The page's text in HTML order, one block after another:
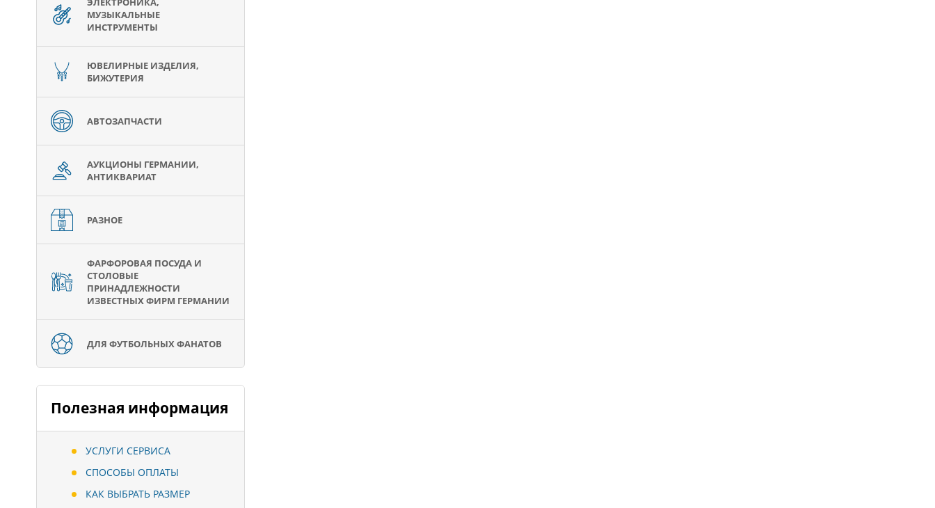
МУЗЫКАЛЬНЫЕ
ИНСТРУМЕНТЫ
ЮВЕЛИРНЫЕ ИЗДЕЛИЯ,
БИЖУТЕРИЯ
АВТОЗАПЧАСТИ
АУКЦИОНЫ ГЕРМАНИИ,
АНТИКВАРИАТ
РАЗНОЕ
ФАРФОРОВАЯ ПОСУДА И
СТОЛОВЫЕ
ПРИНАДЛЕЖНОСТИ
ИЗВЕСТНЫХ ФИРМ ГЕРМАНИИ
ДЛЯ ФУТБОЛЬНЫХ ФАНАТОВ
Полезная информация
УСЛУГИ СЕРВИСА
СПОСОБЫ ОПЛАТЫ
КАК ВЫБРАТЬ РАЗМЕР